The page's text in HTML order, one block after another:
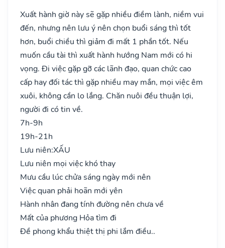
Xuất hành giờ này sẽ gặp nhiều điềm lành, niềm vui
đến, nhưng nên lưu ý nên chọn buổi sáng thì tốt
hơn, buổi chiều thì giảm đi mất 1 phần tốt. Nếu
muốn cầu tài thì xuất hành hướng Nam mới có hi
vọng. Đi việc gặp gỡ các lãnh đạo, quan chức cao
cấp hay đối tác thì gặp nhiều may mắn, mọi việc êm
xuôi, không cần lo lắng. Chăn nuôi đều thuận lợi,
người đi có tin về.
7h-9h
19h-21h
Lưu niên:XẤU
Lưu niên mọi việc khó thay
Mưu cầu lúc chửa sáng ngày mới nên
Việc quan phải hoãn mới yên
Hành nhân đang tính đường nên chưa về
Mất của phương Hỏa tìm đi
Đề phong khẩu thiệt thị phi lắm điều..